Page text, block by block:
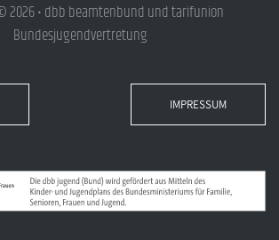
2026 • dbb beamtenbund und tarifunion
Bundesjugendvertretung
IMPRESSUM